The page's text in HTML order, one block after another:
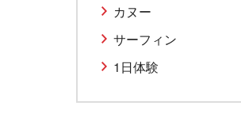
カヌー
サーフィン
1日体験